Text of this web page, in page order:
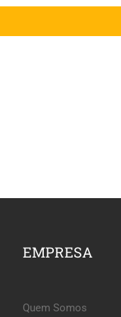
EMPRESA
Quem Somos